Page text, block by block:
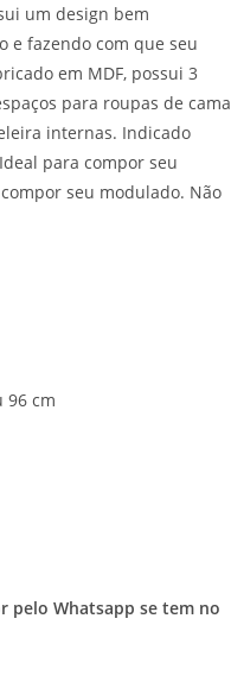
um design bem
e fazendo com que seu
em MDF, possui 3
para roupas de cama
internas. Indicado
para compor seu
seu modulado. Não
96 cm
pelo Whatsapp se tem no